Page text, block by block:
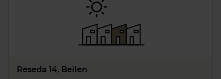
Reseda 14, Beilen